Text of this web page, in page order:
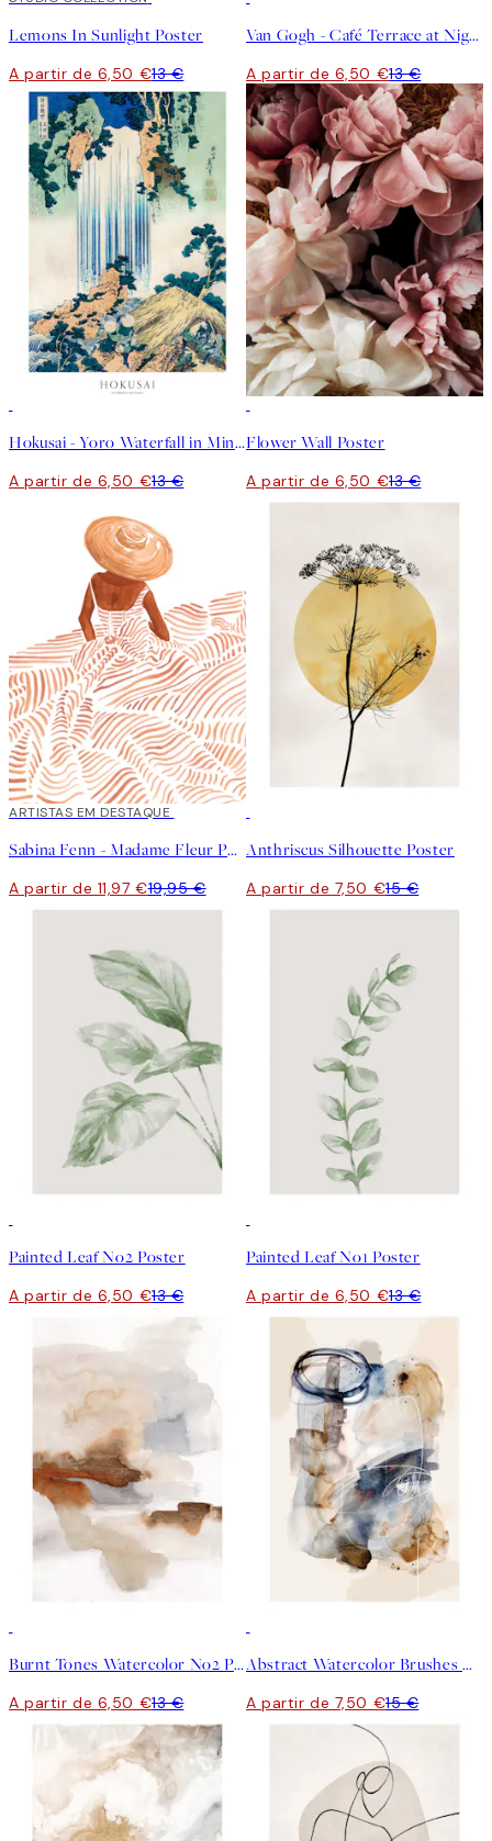
Lemons In Sunlight Poster
A partir de 6,50 €13 €
Van Gogh - Café Terrace at Night Poster
A partir de 6,50 €13 €
Hokusai - Yoro Waterfall in Mino Province Poster
A partir de 6,50 €13 €
Flower Wall Poster
A partir de 6,50 €13 €
40%*
ARTISTAS EM DESTAQUE
Sabina Fenn - Madame Fleur Poster
A partir de 11,97 €19,95 €
Anthriscus Silhouette Poster
A partir de 7,50 €15 €
Painted Leaf No2 Poster
A partir de 6,50 €13 €
Painted Leaf No1 Poster
A partir de 6,50 €13 €
Burnt Tones Watercolor No2 Poster
A partir de 6,50 €13 €
Abstract Watercolor Brushes No2 Poster
A partir de 7,50 €15 €